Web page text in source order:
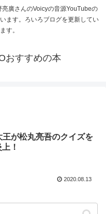
廣さんのVoicyの音源YouTubeの
ます。ろいろブログを更新してい
す。
おすすめの本
が松丸亮吾のクイズを
！
2020.08.13